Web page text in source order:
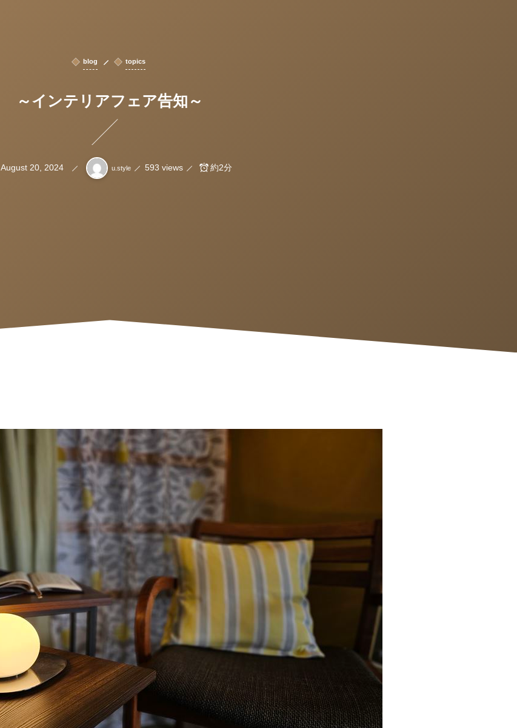
blog topics
～インテリアフェア告知～
August 20, 2024 u.style 593 views 約2分